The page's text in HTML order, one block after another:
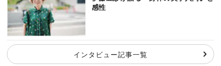
感性
インタビュー記事一覧